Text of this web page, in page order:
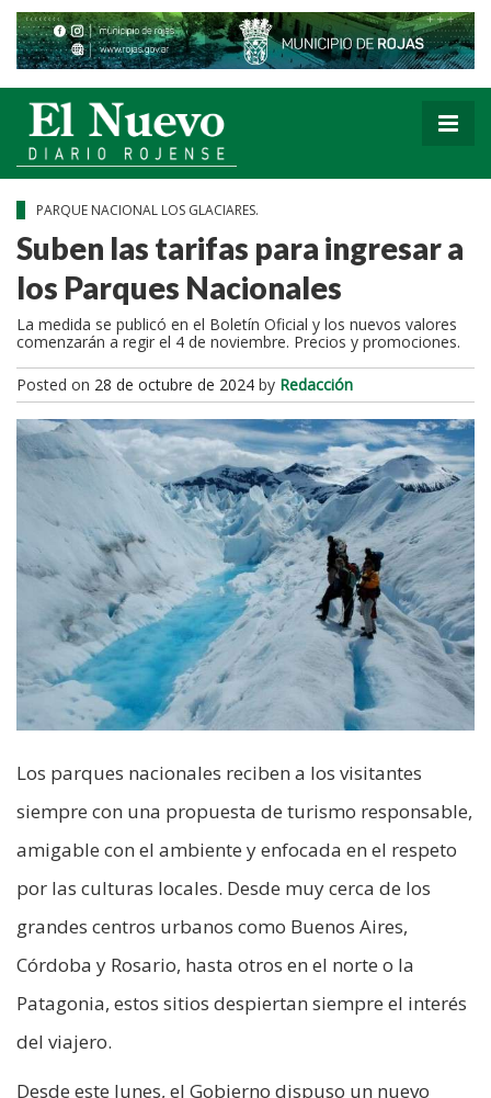
PARQUE NACIONAL LOS GLACIARES.
Suben las tarifas para ingresar a
los Parques Nacionales
La medida se publicó en el Boletín Oficial y los nuevos valores
comenzarán a regir el 4 de noviembre. Precios y promociones.
Posted on 28 de octubre de 2024 by Redacción
Los parques nacionales reciben a los visitantes
siempre con una propuesta de turismo responsable,
amigable con el ambiente y enfocada en el respeto
por las culturas locales. Desde muy cerca de los
grandes centros urbanos como Buenos Aires,
Córdoba y Rosario, hasta otros en el norte o la
Patagonia, estos sitios despiertan siempre el interés
del viajero.
Desde este lunes, el Gobierno dispuso un nuevo